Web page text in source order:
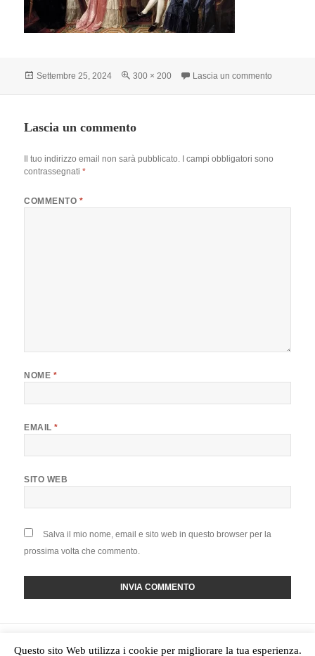
Scritto
Settembre 25, 2024
Dimensione
300 × 200 Lascia un commento
Lascia un commento
Il tuo indirizzo email non sarà pubblicato. I campi obbligatori sono
contrassegnati*
COMMENTO *
NOME *
EMAIL*
SITO WEB
Salva il mio nome, email e sito web in questo browser per la
prossima volta che commento.
articoliQuesto sito Web utilizza i cookie per migliorare la tua esperienza.